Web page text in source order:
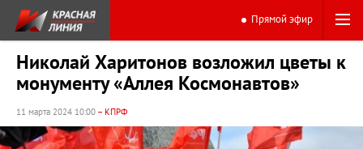
Прямой эфир
Николай Харитонов возложил цветы к
монументу «Аллея Космонавтов»
11 марта 2024 10:00 – КПРФ